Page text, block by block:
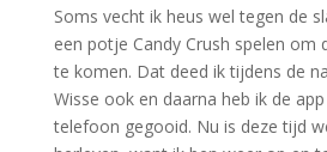
Soms vecht ik heus wel tegen de
een potje Candy Crush spelen om
te komen. Dat deed ik tijdens de
Wisse ook en daarna heb ik de
telefoon gegooid. Nu is deze tijd